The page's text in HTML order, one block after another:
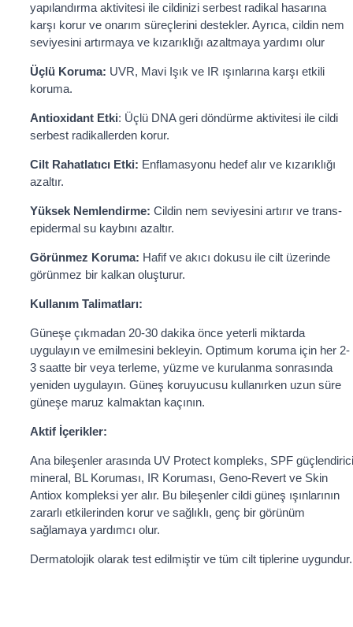
yapılandırma aktivitesi ile cildinizi serbest radikal hasarına
karşı korur ve onarım süreçlerini destekler. Ayrıca, cildin nem
seviyesini artırmaya ve kızarıklığı azaltmaya yardımı olur
Üçlü Koruma: UVR, Mavi Işık ve IR ışınlarına karşı etkili
koruma.
Antioxidant Etki: Üçlü DNA geri döndürme aktivitesi ile cildi
serbest radikallerden korur.
Cilt Rahatlatıcı Etki: Enflamasyonu hedef alır ve kızarıklığı
azaltır.
Yüksek Nemlendirme: Cildin nem seviyesini artırır ve trans-
epidermal su kaybını azaltır.
Görünmez Koruma: Hafif ve akıcı dokusu ile cilt üzerinde
görünmez bir kalkan oluşturur.
Kullanım Talimatları:
Güneşe çıkmadan 20-30 dakika önce yeterli miktarda
uygulayın ve emilmesini bekleyin. Optimum koruma için her 2-
3 saatte bir veya terleme, yüzme ve kurulanma sonrasında
yeniden uygulayın. Güneş koruyucusu kullanırken uzun süre
güneşe maruz kalmaktan kaçının.
Aktif İçerikler:
Ana bileşenler arasında UV Protect kompleks, SPF güçlendirici
mineral, BL Koruması, IR Koruması, Geno-Revert ve Skin
Antiox kompleksi yer alır. Bu bileşenler cildi güneş ışınlarının
zararlı etkilerinden korur ve sağlıklı, genç bir görünüm
sağlamaya yardımcı olur.
Dermatolojik olarak test edilmiştir ve tüm cilt tiplerine uygundur.